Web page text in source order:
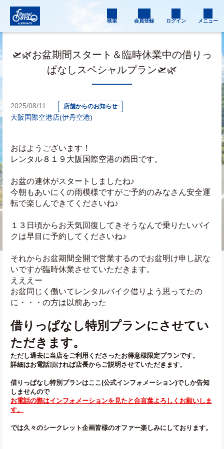
検索 会員登録 ログイン メニュー
🛫🌿お盆期間スタート＆臨時休業中の借りっ
ぱなしスペシャルプラン🛫🌿
2025/08/11 店舗からのお知らせ
大阪国際空港店(伊丹空港)
おはようございます！
レンタル８１９大阪国際空港の西田です。
お盆の連休がスタートしましたね♪
今朝もあいにくの雨模様ですがご予約のみなさん安全運
転で楽しんできてくださいね♪
１３日頃からお天気回復してきそうなんで乗りたいバイ
クは早目に予約してくださいね♪
それからお盆期間全開で営業するのでお盆明け申し訳な
いですが臨時休業させていただきます。
えええー
お盆同じく働いてレンタルバイク借りよう思ってたの
に・・・の方は以前あった
借りっぱなし特別プランにさせてい
ただきます。
ただし過去に当店をご利用くださったお得意様限定プランです。
詳細はお電話頂ければ店長からご説明させていただきます。
借りっぱなし特別プランはここ(公式インフォメーション)でしか告知
しませんので
お電話の際はインフォメーションを見たと合言葉よろしくお願いしま
す。
では久々のシークレット企画皆様のオファー楽しみにしております。